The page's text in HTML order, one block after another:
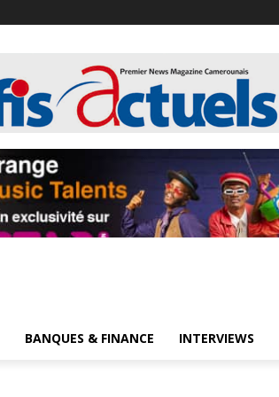
BANQUES & FINANCE INTERVIEWS